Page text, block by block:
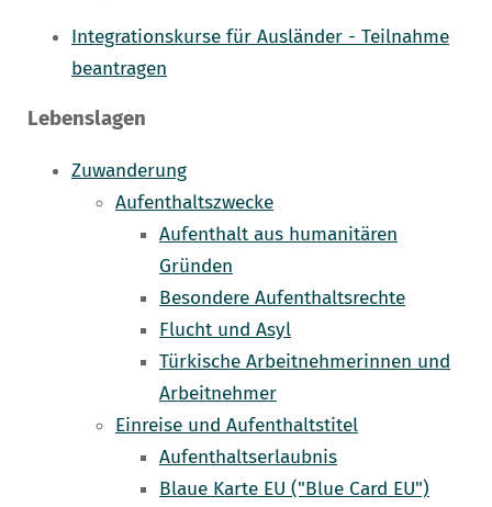
Integrationskurse für Ausländer - Teilnahme
beantragen
Lebenslagen
Zuwanderung
Aufenthaltszwecke
Aufenthalt aus humanitären
Gründen
Besondere Aufenthaltsrechte
Flucht und Asyl
Türkische Arbeitnehmerinnen und
Arbeitnehmer
Einreise und Aufenthaltstitel
Aufenthaltserlaubnis
Blaue Karte EU ("Blue Card EU")